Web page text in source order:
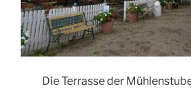
Die Terrasse der